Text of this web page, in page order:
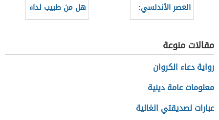
العصر الأندلسي:
طوق الحمامة
نموذجًا
هل من طبيب لداء
الحب
مقالات منوعة
رواية دعاء الكروان
معلومات عامة دينية
عبارات لصديقتي الغالية